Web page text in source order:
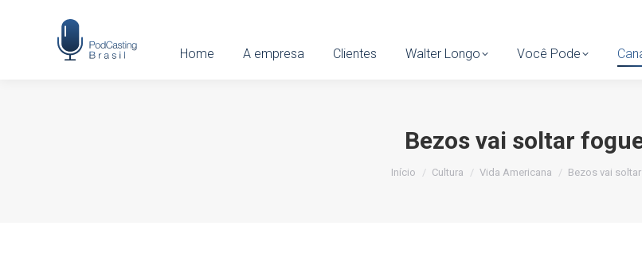
Home A empresa Clientes Walter Longo Você Pode
Bezos vai soltar
Você está aqui:
Início Cultura Vida Americana Bezos vai
Home A empresa Clientes Walter Longo Você Pode